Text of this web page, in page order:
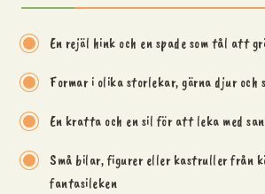
En rejäl hink och en spade som tål att
Formar i olika storlekar, gärna djur och
En kratta och en sil för att leka med
Små bilar, figurer eller kastruller från
fantasileken